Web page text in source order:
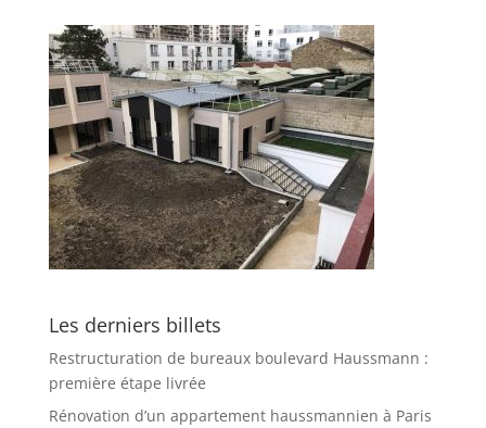
Les derniers billets
Restructuration de bureaux boulevard Haussmann :
première étape livrée
Rénovation d’un appartement haussmannien à Paris